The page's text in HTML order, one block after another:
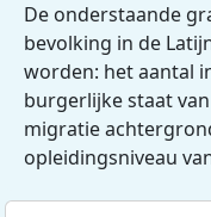
De onderstaande
bevolking in de
worden: het aantal
burgerlijke staat
migratie
opleidingsniveau